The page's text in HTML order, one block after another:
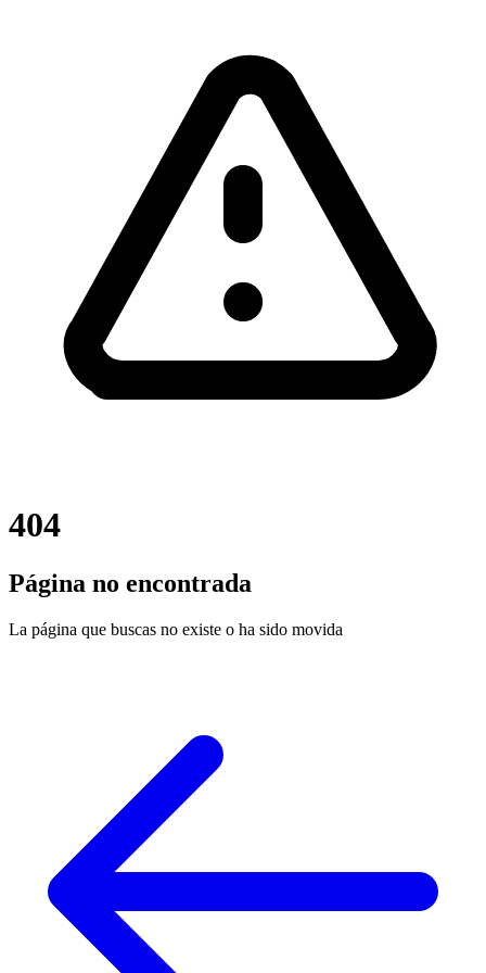
404
Página no encontrada
La página que buscas no existe o ha sido movida